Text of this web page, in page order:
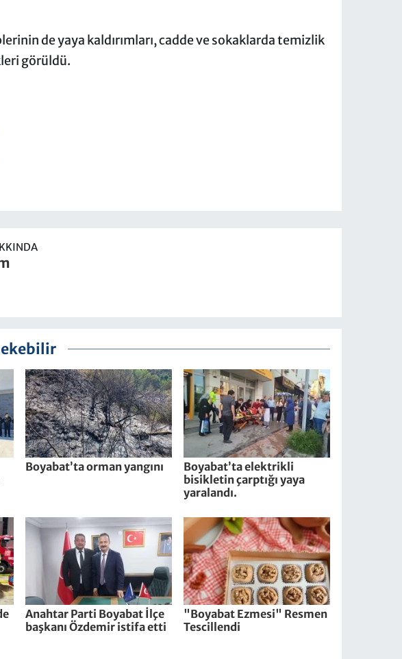
de yaya kaldırımları, cadde ve sokaklarda temizlik
görüldü.
Boyabat’ta orman yangını
Boyabat’ta elektrikli
bisikletin çarptığı yaya
yaralandı.
Anahtar Parti Boyabat İlçe
başkanı Özdemir istifa etti
"Boyabat Ezmesi" Resmen
Tescillendi